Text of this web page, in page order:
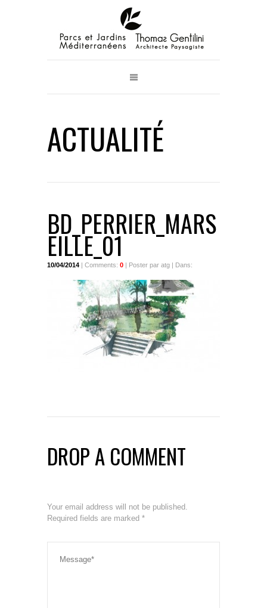
ACTUALITÉ
BD_PERRIER_MARS
EILLE_01
10/04/2014 | Comments: 0 | Poster par atg | Dans:
DROP A COMMENT
Your email address will not be published.
Required fields are marked *